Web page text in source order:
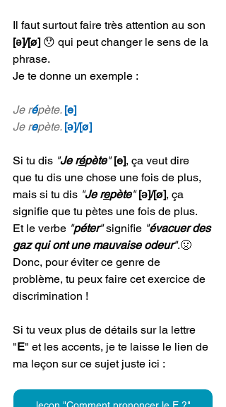
Il faut surtout faire très attention au son
[ə]/[ø] 😯 qui peut changer le sens de la
phrase.
Je te donne un exemple :
Je répète. [e]
Je repète. [ə]/[ø]
Si tu dis "Je répète" [e], ça veut dire
que tu dis une chose une fois de plus,
mais si tu dis "Je repète" [ə]/[ø], ça
signifie que tu pètes une fois de plus.
Et le verbe "péter" signifie "évacuer des
gaz qui ont une mauvaise odeur".🤢
Donc, pour éviter ce genre de
problème, tu peux faire cet exercice de
discrimination !
Si tu veux plus de détails sur la lettre
"E" et les accents, je te laisse le lien de
ma leçon sur ce sujet juste ici :